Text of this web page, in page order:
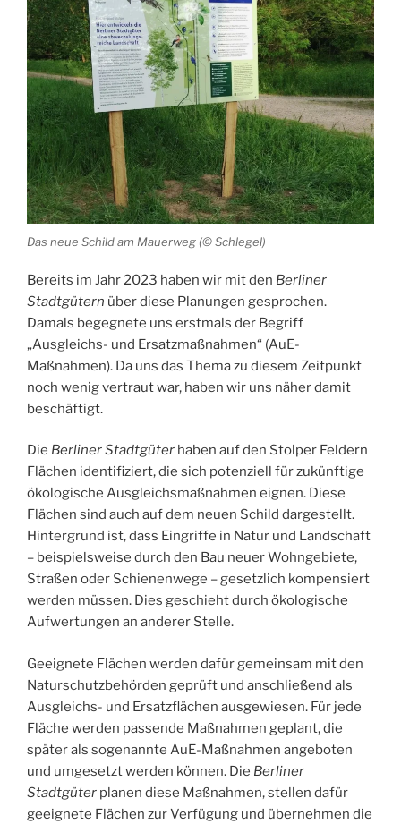
Das neue Schild am Mauerweg (© Schlegel)
Bereits im Jahr 2023 haben wir mit den Berliner
Stadtgütern über diese Planungen gesprochen.
Damals begegnete uns erstmals der Begriff
„Ausgleichs- und Ersatzmaßnahmen“ (AuE-
Maßnahmen). Da uns das Thema zu diesem Zeitpunkt
noch wenig vertraut war, haben wir uns näher damit
beschäftigt.
Die Berliner Stadtgüter haben auf den Stolper Feldern
Flächen identifiziert, die sich potenziell für zukünftige
ökologische Ausgleichsmaßnahmen eignen. Diese
Flächen sind auch auf dem neuen Schild dargestellt.
Hintergrund ist, dass Eingriffe in Natur und Landschaft
– beispielsweise durch den Bau neuer Wohngebiete,
Straßen oder Schienenwege – gesetzlich kompensiert
werden müssen. Dies geschieht durch ökologische
Aufwertungen an anderer Stelle.
Geeignete Flächen werden dafür gemeinsam mit den
Naturschutzbehörden geprüft und anschließend als
Ausgleichs- und Ersatzflächen ausgewiesen. Für jede
Fläche werden passende Maßnahmen geplant, die
später als sogenannte AuE-Maßnahmen angeboten
und umgesetzt werden können. Die Berliner
Stadtgüter planen diese Maßnahmen, stellen dafür
geeignete Flächen zur Verfügung und übernehmen die